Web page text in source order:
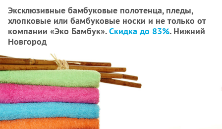
Эксклюзивные бамбуковые полотенца, пледы,
хлопковые или бамбуковые носки и не только от
компании «Эко Бамбук».Скидка до 83%. Нижний
Новгород